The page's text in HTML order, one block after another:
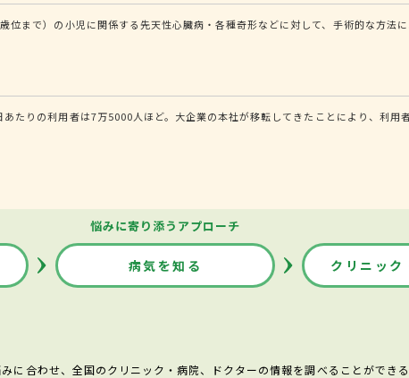
まで）の小児に関係する先天性心臓病・各種奇形などに対して、手術的な方法に
たりの利用者は7万5000人ほど。大企業の本社が移転してきたことにより、利用
悩みに寄り添うアプローチ
病気を知る クリニック
に合わせ、全国のクリニック・病院、ドクターの情報を調べることができ